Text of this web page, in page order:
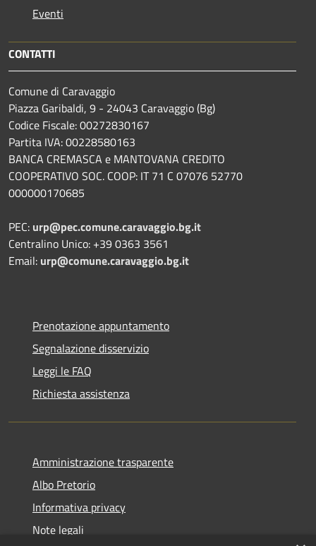
Eventi
CONTATTI
Comune di Caravaggio
Piazza Garibaldi, 9 - 24043 Caravaggio (Bg)
Codice Fiscale: 00272830167
Partita IVA: 00228580163
BANCA CREMASCA e MANTOVANA CREDITO
COOPERATIVO SOC. COOP: IT 71 C 07076 52770
000000170685
PEC: urp@pec.comune.caravaggio.bg.it
Centralino Unico: +39 0363 3561
Email: urp@comune.caravaggio.bg.it
Prenotazione appuntamento
Segnalazione disservizio
Leggi le FAQ
Richiesta assistenza
Amministrazione trasparente
Albo Pretorio
Informativa privacy
Note legali